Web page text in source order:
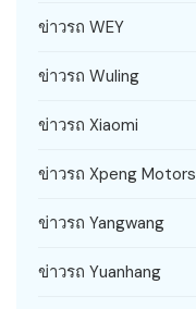
ข่าวรถ WEY
ข่าวรถ Wuling
ข่าวรถ Xiaomi
ข่าวรถ Xpeng Motors
ข่าวรถ Yangwang
ข่าวรถ Yuanhang